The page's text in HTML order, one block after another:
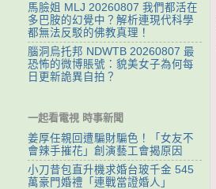
馬臉姐 MLJ 20260807 我們都活在
多巴胺的幻覺中？解析連現代科學
都無法反駁的佛教真理！
腦洞烏托邦 NDWTB 20260807 最
恐怖的微博賬號：貌美女子為何每
日更新詭異自拍？
一起看電視 時事新聞
姜厚任親回遭騙財騙色！「女友不
會辣手摧花」創演藝工會揭原因
小刀昔包直升機求婚台玻千金 545
萬豪門婚禮「連戰當證婚人」